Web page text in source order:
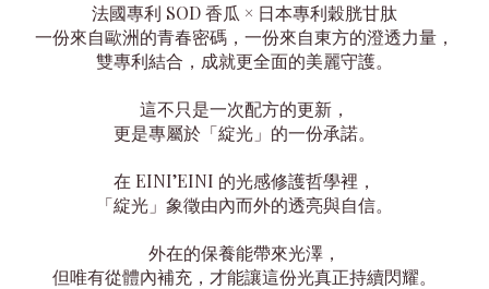
法國專利 SOD 香瓜 × 日本專利穀胱甘肽
一份來自歐洲的青春密碼，一份來自東方的澄透力量，
雙專利結合，成就更全面的美麗守護。
這不只是一次配方的更新，
更是專屬於「綻光」的一份承諾。
在 EINI’EINI 的光感修護哲學裡，
「綻光」象徵由內而外的透亮與自信。
外在的保養能帶來光澤，
但唯有從體內補充，才能讓這份光真正持續閃耀。